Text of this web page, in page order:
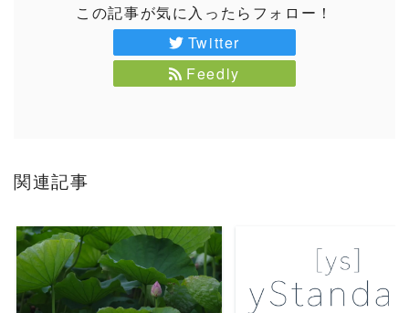
この記事が気に入ったらフォロー！
Twitter
Feedly
関連記事
READ MORE READ MORE